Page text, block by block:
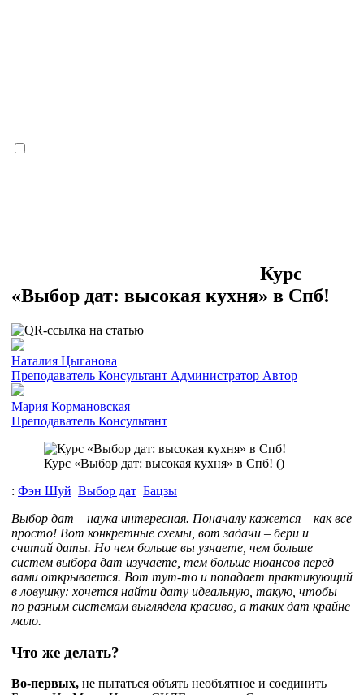
Курс
«Выбор дат: высокая кухня» в Спб!
Наталия Цыганова
Преподаватель Консультант Администратор Автор
Мария Кормановская
Преподаватель Консультант
Курс «Выбор дат: высокая кухня» в Спб! ()
: Фэн Шуй Выбор дат Бацзы
Выбор дат – наука интересная. Поначалу кажется – как все
просто! Вот конкретные схемы, вот задачи – бери и
считай даты. Но чем больше вы узнаете, чем больше
систем выбора дат изучаете, тем больше нюансов перед
вами открывается. Вот тут-то и попадает практикующий
в ловушку: хочется найти дату идеальную, такую, чтобы
по разным системам выглядела красиво, а таких дат крайне
мало.
Что же делать?
Во-первых, не пытаться объять необъятное и соединить